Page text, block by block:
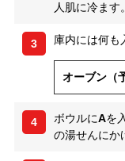
人肌に冷ます。
3 庫内には何も
オーブン（
4 ボウルにAを
の湯せんにか